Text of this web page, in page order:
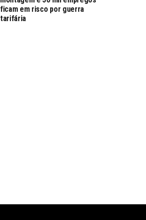
ficam em risco por guerra
tarifária